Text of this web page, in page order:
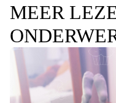
MEER